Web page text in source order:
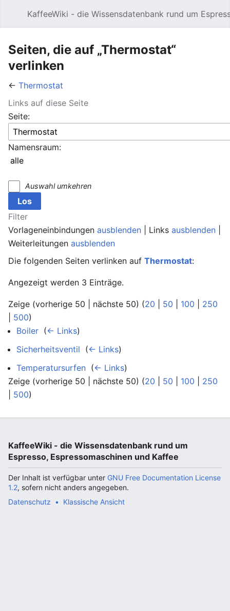
KaffeeWiki - die Wissensdatenbank rund um
Seiten, die auf „Thermostat“
verlinken
← Thermostat
Links auf diese Seite
Seite:
Namensraum:
Auswahl umkehren
Filter
Vorlageneinbindungen ausblenden | Links ausblenden
Weiterleitungen ausblenden
Die folgenden Seiten verlinken auf Thermostat:
Angezeigt werden 3 Einträge.
Zeige (vorherige 50 | nächste 50) (20 50 100
250
500)
Boiler (← Links)
Sicherheitsventil (← Links)
Temperatursurfen (← Links)
Zeige (vorherige 50 | nächste 50) (20 50 100
250
500)
KaffeeWiki - die Wissensdatenbank rund um
Espresso, Espressomaschinen und Kaffee
Der Inhalt ist verfügbar unter GNU Free Documentation License
1.2, sofern nicht anders angegeben.
Datenschutz
Klassische Ansicht